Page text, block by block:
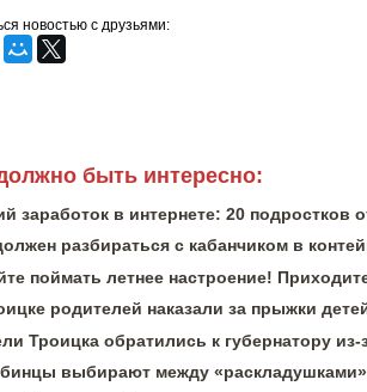
новостью с друзьями:
быть интересно:
заработок в интернете: 20 подростков
разбираться с кабанчиком в
поймать летнее настроение!
родителей наказали за прыжки
Троицка обратились к губернатору из-
выбирают между